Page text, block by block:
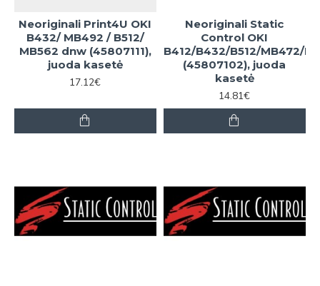
Neoriginali Print4U OKI
B432/ MB492 / B512/
MB562 dnw (45807111),
juoda kasetė
17.12€
Neoriginali Static
Control OKI
B412/B432/B512/MB472/
(45807102), juoda
kasetė
14.81€